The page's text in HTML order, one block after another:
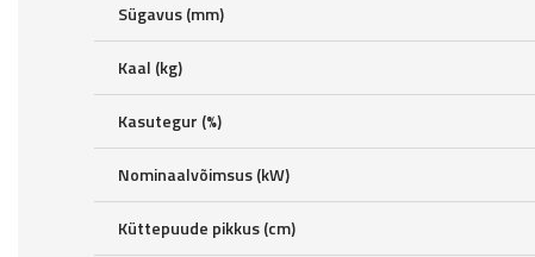
Sügavus (mm)
Kaal (kg)
Kasutegur (%)
Nominaalvõimsus (kW)
Küttepuude pikkus (cm)